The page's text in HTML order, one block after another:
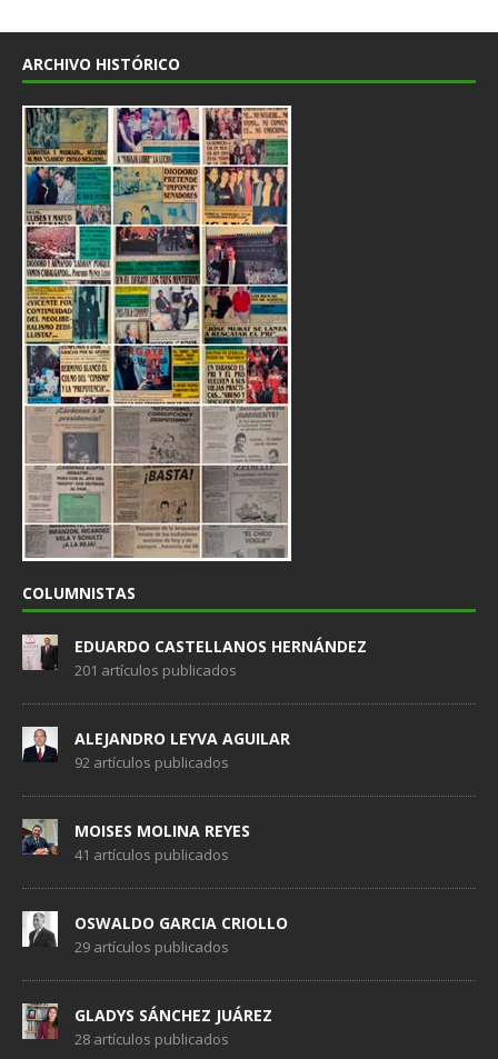
ARCHIVO HISTÓRICO
COLUMNISTAS
EDUARDO CASTELLANOS HERNÁNDEZ
201 artículos publicados
ALEJANDRO LEYVA AGUILAR
92 artículos publicados
MOISES MOLINA REYES
41 artículos publicados
OSWALDO GARCIA CRIOLLO
29 artículos publicados
GLADYS SÁNCHEZ JUÁREZ
28 artículos publicados